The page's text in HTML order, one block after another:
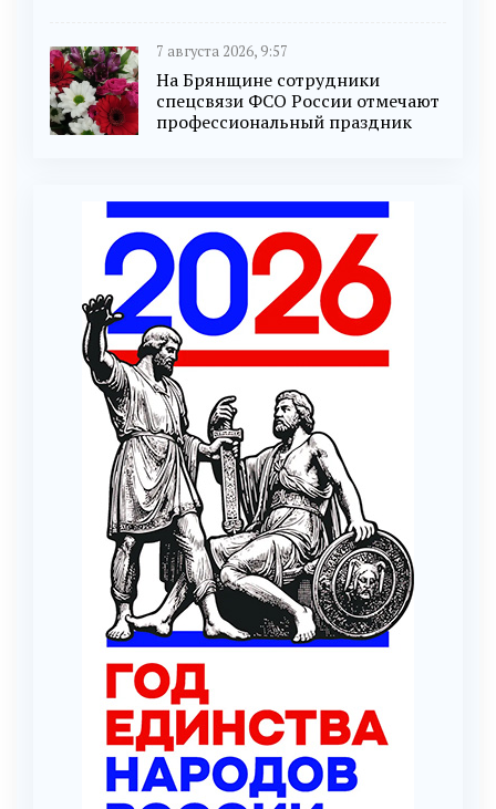
7 августа 2026, 9:57
На Брянщине сотрудники
спецсвязи ФСО России отмечают
профессиональный праздник